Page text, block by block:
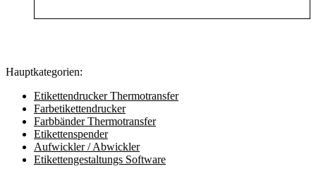
Hauptkategorien:
Etikettendrucker Thermotransfer
Farbetikettendrucker
Farbbänder Thermotransfer
Etikettenspender
Aufwickler / Abwickler
Etikettengestaltungs Software